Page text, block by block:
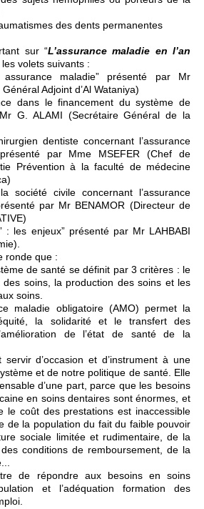
des dents permanentes
sur “L’assurance maladie en l’an
volets suivants :
maladie” présenté par Mr
Adjoint d’Al Wataniya)
dans le financement du système de
G. ALAMI (Secrétaire Général de la
dentiste concernant l’assurance
par Mme MSEFER (Chef de
Prévention à la faculté de médecine
société civile concernant l’assurance
par Mr BENAMOR (Directeur de
: les enjeux” présenté par Mr LAHBABI
ronde que :
de santé se définit par 3 critères : le
des soins, la production des soins et les
soins.
maladie obligatoire (AMO) permet la
la solidarité et le transfert des
de l’état de santé de la
servir d’occasion et d’instrument à une
et de notre politique de santé. Elle
d’une part, parce que les besoins
en soins dentaires sont énormes, et
le coût des prestations est inaccessible
de la population du fait du faible pouvoir
sociale limitée et rudimentaire, de la
conditions de remboursement, de la
de répondre aux besoins en soins
et l’adéquation formation des